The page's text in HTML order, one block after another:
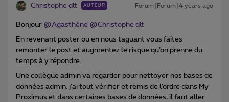
Christophe dlt AUTEUR Forum|Forum|4 years ago
Bonjour @Agasthène @Christophe dlt
En revenant poster ou en nous taguant vous faites
remonter le post et augmentez le risque qu’on prenne du
temps à y répondre.
Une collègue admin va regarder pour nettoyer nos bases de
données admin, j’ai tout vérifier et remis de l’ordre dans My
Proximus et dans certaines bases de données, il faut aller